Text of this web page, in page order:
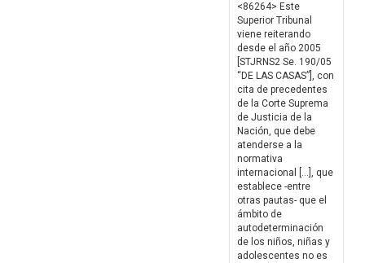
<86264> Este
Superior Tribunal
viene reiterando
desde el año 2005
[STJRNS2 Se. 190/05
“DE LAS CASAS”], con
cita de precedentes
de la Corte Suprema
de Justicia de la
Nación, que debe
atenderse a la
normativa
internacional […], que
establece -entre
otras pautas- que el
ámbito de
autodeterminación
de los niños, niñas y
adolescentes no es